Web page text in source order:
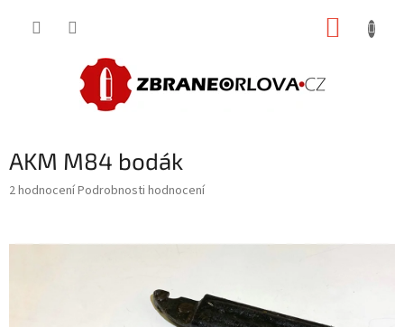
AKM M84 bodák
Průměrné
je
2 hodnoceníPodrobnosti hodnocení